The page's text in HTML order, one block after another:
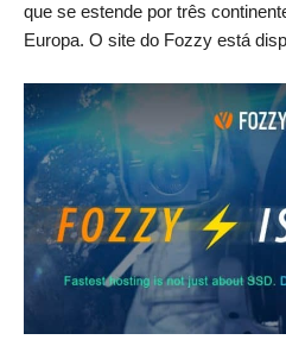
que se estende por três
Europa. O site do Fozzy está